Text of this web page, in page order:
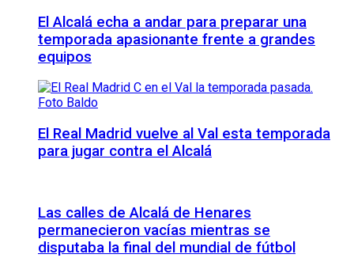
El Alcalá echa a andar para preparar una
temporada apasionante frente a grandes
equipos
El Real Madrid vuelve al Val esta temporada
para jugar contra el Alcalá
Las calles de Alcalá de Henares
permanecieron vacías mientras se
disputaba la final del mundial de fútbol